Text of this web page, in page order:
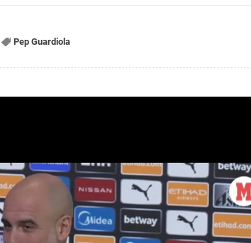
Pep Guardiola